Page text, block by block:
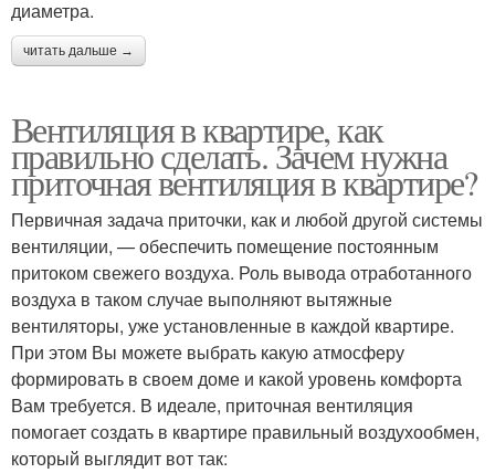
диаметра.
читать дальше →
Вентиляция в квартире, как
правильно сделать. Зачем нужна
приточная вентиляция в квартире?
Первичная задача приточки, как и любой другой системы
вентиляции, — обеспечить помещение постоянным
притоком свежего воздуха. Роль вывода отработанного
воздуха в таком случае выполняют вытяжные
вентиляторы, уже установленные в каждой квартире.
При этом Вы можете выбрать какую атмосферу
формировать в своем доме и какой уровень комфорта
Вам требуется. В идеале, приточная вентиляция
помогает создать в квартире правильный воздухообмен,
который выглядит вот так: